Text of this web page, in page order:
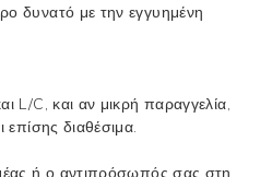
δυνατό με την εγγυημένη
L/C, και αν μικρή παραγγελία,
επίσης διαθέσιμα.
ή ο αντιπρόσωπός σας στη